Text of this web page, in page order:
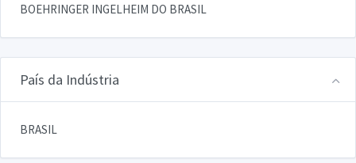
BOEHRINGER INGELHEIM DO BRASIL
País da Indústria
BRASIL